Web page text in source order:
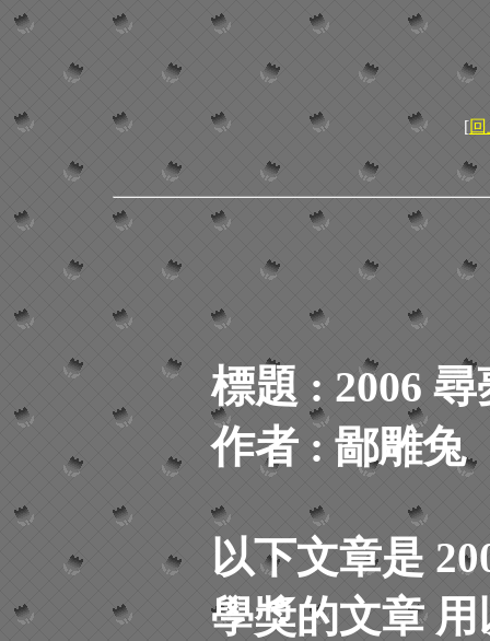
[
標題 : 2006 尋
作者 : 鄙雕兔
以下文章是
學獎的文章